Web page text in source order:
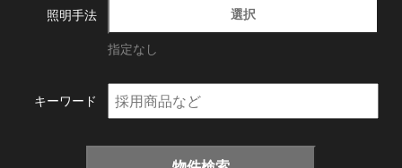
照明手法 選択
指定なし
キーワード